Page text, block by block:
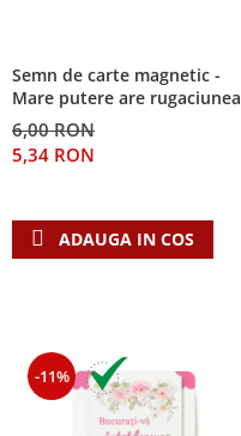
Semn de carte magnetic -
Mare putere are rugaciunea
6,00 RON
5,34 RON
ADAUGA IN COS
-11%